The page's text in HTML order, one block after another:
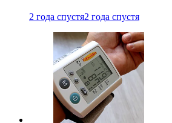
2 года спустя2 года спустя